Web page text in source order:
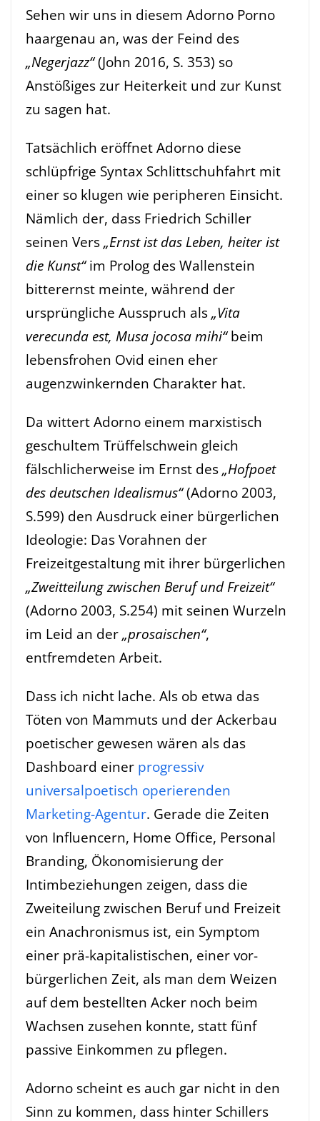
Sehen wir uns in diesem Adorno Porno
haargenau an, was der Feind des
„Negerjazz“(John 2016, S. 353) so
Anstößiges zur Heiterkeit und zur Kunst
zu sagen hat.
Tatsächlich eröffnet Adorno diese
schlüpfrige Syntax Schlittschuhfahrt mit
einer so klugen wie peripheren Einsicht.
Nämlich der, dass Friedrich Schiller
seinen Vers „Ernst ist das Leben, heiter ist
die Kunst“im Prolog des Wallenstein
bitterernst meinte, während der
ursprüngliche Ausspruch als „Vita
verecunda est, Musa jocosa mihi“beim
lebensfrohen Ovid einen eher
augenzwinkernden Charakter hat.
Da wittert Adorno einem marxistisch
geschultem Trüffelschwein gleich
fälschlicherweise im Ernst des „Hofpoet
des deutschen Idealismus“(Adorno 2003,
S.599) den Ausdruck einer bürgerlichen
Ideologie: Das Vorahnen der
Freizeitgestaltung mit ihrer bürgerlichen
„Zweitteilung zwischen Beruf und Freizeit“
(Adorno 2003, S.254) mit seinen Wurzeln
im Leid an der „prosaischen“,
entfremdeten Arbeit.
Dass ich nicht lache. Als ob etwa das
Töten von Mammuts und der Ackerbau
poetischer gewesen wären als das
Dashboard einer progressiv
universalpoetisch operierenden
Marketing-Agentur. Gerade die Zeiten
von Influencern, Home Office, Personal
Branding, Ökonomisierung der
Intimbeziehungen zeigen, dass die
Zweiteilung zwischen Beruf und Freizeit
ein Anachronismus ist, ein Symptom
einer prä-kapitalistischen, einer vor-
bürgerlichen Zeit, als man dem Weizen
auf dem bestellten Acker noch beim
Wachsen zusehen konnte, statt fünf
passive Einkommen zu pflegen.
Adorno scheint es auch gar nicht in den
Sinn zu kommen, dass hinter Schillers